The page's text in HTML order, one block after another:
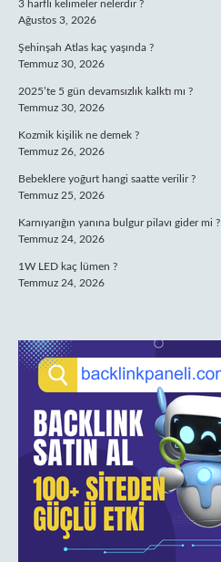
3 harfli kelimeler nelerdir ?
Ağustos 3, 2026
Şehinşah Atlas kaç yaşında ?
Temmuz 30, 2026
2025’te 5 gün devamsızlık kalktı mı ?
Temmuz 30, 2026
Kozmik kişilik ne demek ?
Temmuz 26, 2026
Bebeklere yoğurt hangi saatte verilir ?
Temmuz 25, 2026
Karnıyarığın yanına bulgur pilavı gider mi ?
Temmuz 24, 2026
1W LED kaç lümen ?
Temmuz 24, 2026